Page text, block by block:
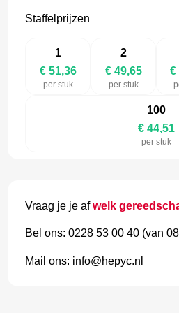
Staffelprijzen
1
€ 51,36
per stuk
2
€ 49,65
per stuk
€
100
€ 44,51
per stuk
Vraag je je afwelk
Bel ons: 0228 53 00 40 (van
Mail ons: info@hepyc.nl